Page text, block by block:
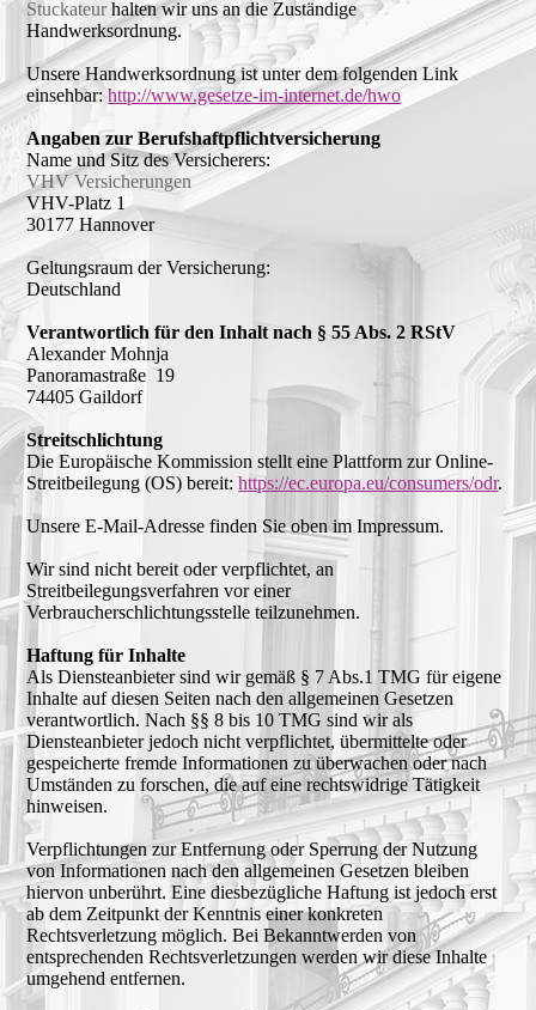
Stuckateur halten wir uns an die Zuständige
Handwerksordnung.
Unsere Handwerksordnung ist unter dem folgenden Link
einsehbar: http://www.gesetze-im-internet.de/hwo
Angaben zur Berufshaftpflichtversicherung
Name und Sitz des Versicherers:
VHV Versicherungen
VHV-Platz 1
30177 Hannover
Geltungsraum der Versicherung:
Deutschland
Verantwortlich für den Inhalt nach § 55 Abs. 2 RStV
Alexander Mohnja
Panoramastraße 19
74405 Gaildorf
Streitschlichtung
Die Europäische Kommission stellt eine Plattform zur Online-
Streitbeilegung (OS) bereit:https://ec.europa.eu/consumers/odr.
Unsere E-Mail-Adresse finden Sie oben im Impressum.
Wir sind nicht bereit oder verpflichtet, an
Streitbeilegungsverfahren vor einer
Verbraucherschlichtungsstelle teilzunehmen.
Haftung für Inhalte
Als Diensteanbieter sind wir gemäß § 7 Abs.1 TMG für eigene
Inhalte auf diesen Seiten nach den allgemeinen Gesetzen
verantwortlich. Nach §§ 8 bis 10 TMG sind wir als
Diensteanbieter jedoch nicht verpflichtet, übermittelte oder
gespeicherte fremde Informationen zu überwachen oder nach
Umständen zu forschen, die auf eine rechtswidrige Tätigkeit
hinweisen.
Verpflichtungen zur Entfernung oder Sperrung der Nutzung
von Informationen nach den allgemeinen Gesetzen bleiben
hiervon unberührt. Eine diesbezügliche Haftung ist jedoch erst
ab dem Zeitpunkt der Kenntnis einer konkreten
Rechtsverletzung möglich. Bei Bekanntwerden von
entsprechenden Rechtsverletzungen werden wir diese Inhalte
umgehend entfernen.